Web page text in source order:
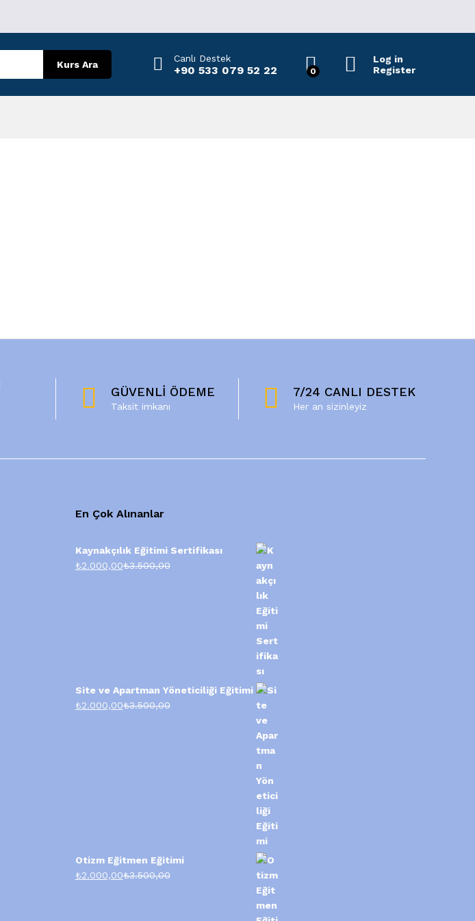
Kurs Ara
Canlı Destek
+90 533 079 52 22 0
Log in
Register
GÜVENLİ ÖDEME
Taksit imkanı
7/24 CANLI DESTEK
Her an sizinleyiz
En Çok Alınanlar
Kaynakçılık Eğitimi Sertifikası
₺2.000,00₺3.500,00
Site ve Apartman Yöneticiliği Eğitimi
₺2.000,00₺3.500,00
Otizm Eğitmen Eğitimi
₺2.000,00₺3.500,00